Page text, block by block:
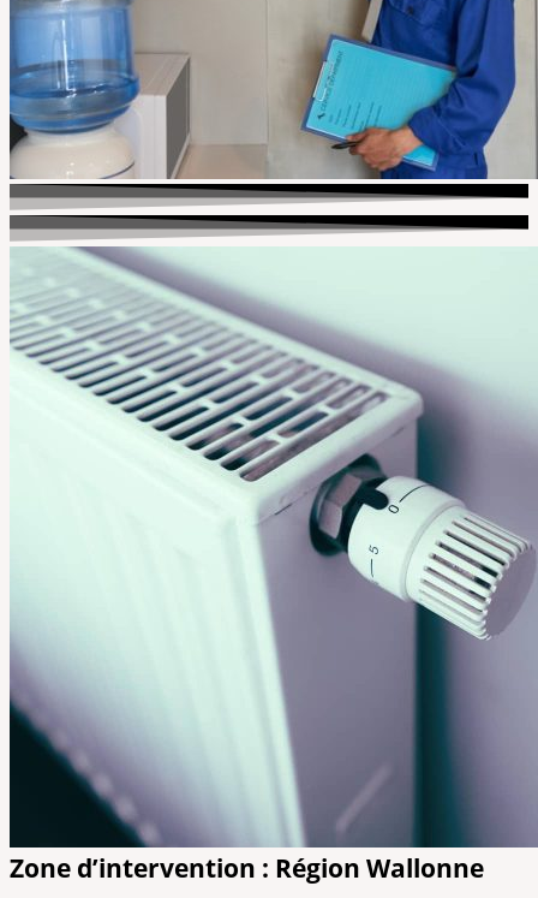
Zone d’intervention : Région Wallonne